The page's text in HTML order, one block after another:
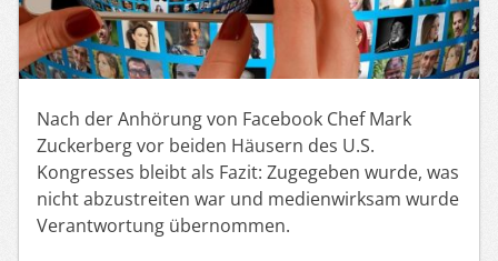
Nach der Anhörung von Facebook Chef Mark
Zuckerberg vor beiden Häusern des U.S.
Kongresses bleibt als Fazit: Zugegeben wurde, was
nicht abzustreiten war und medienwirksam wurde
Verantwortung übernommen.